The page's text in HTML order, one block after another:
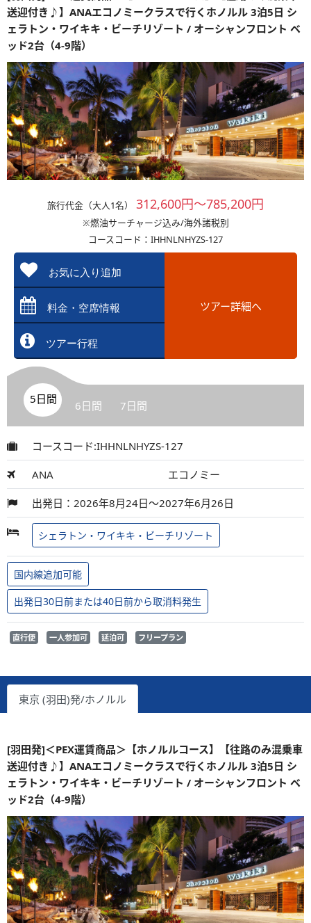
送迎付き♪】ANAエコノミークラスで行くホノルル 3泊5日 シ
ェラトン・ワイキキ・ビーチリゾート / オーシャンフロント ベ
ッド2台（4-9階）
旅行代金（大人1名） 312,600円～785,200円
※燃油サーチャージ込み/海外諸税別
コースコード：IHHNLNHYZS-127
お気に入り追加
料金・空席情報
ツアー行程
ツアー詳細へ
5日間 6日間 7日間
コースコード:IHHNLNHYZS-127
ANA エコノミー
出発日：2026年8月24日～2027年6月26日
シェラトン・ワイキキ・ビーチリゾート
国内線追加可能
出発日30日前または40日前から取消料発生
直行便 一人参加可 延泊可 フリープラン
東京 (羽田)発/ホノルル
[羽田発]＜PEX運賃商品＞【ホノルルコース】【往路のみ混乗車
送迎付き♪】ANAエコノミークラスで行くホノルル 3泊5日 シ
ェラトン・ワイキキ・ビーチリゾート / オーシャンフロント ベ
ッド2台（4-9階）